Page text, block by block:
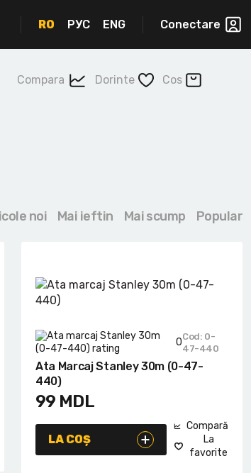
RO РУС ENG Conectare
Compara Dorinte Cos
noi Mai ieftin Mai scump Popular
0Cod: 0-
47-440
Ata Marcaj Stanley 30m (0-47-
440)
99 MDL
LA COȘ
Compară
La
favorite